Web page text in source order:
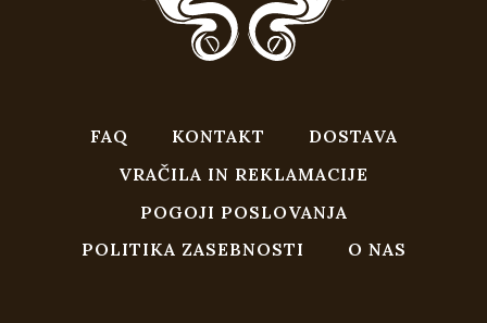
FAQ KONTAKT
DOSTAVA
VRAČILA IN REKLAMACIJE
POGOJI POSLOVANJA
POLITIKA ZASEBNOSTI
O NAS